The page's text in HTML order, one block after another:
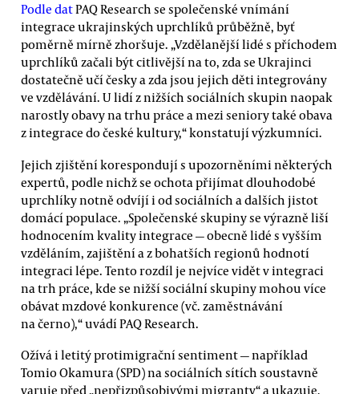
Podle datPAQ Research se společenské vnímání
integrace ukrajinských uprchlíků průběžně, byť
poměrně mírně zhoršuje. „Vzdělanější lidé s příchodem
uprchlíků začali být citlivější na to, zda se Ukrajinci
dostatečně učí česky a zda jsou jejich děti integrovány
ve vzdělávání. U lidí z nižších sociálních skupin naopak
narostly obavy na trhu práce a mezi seniory také obava
z integrace do české kultury,“ konstatují výzkumníci.
Jejich zjištění korespondují s upozorněními některých
expertů, podle nichž se ochota přijímat dlouhodobé
uprchlíky notně odvíjí i od sociálních a dalších jistot
domácí populace. „Společenské skupiny se výrazně liší
hodnocením kvality integrace — obecně lidé s vyšším
vzděláním, zajištění a z bohatších regionů hodnotí
integraci lépe. Tento rozdíl je nejvíce vidět v integraci
na trh práce, kde se nižší sociální skupiny mohou více
obávat mzdové konkurence (vč. zaměstnávání
na černo),“ uvádí PAQ Research.
Ožívá i letitý protimigrační sentiment — například
Tomio Okamura (SPD) na sociálních sítích soustavně
varuje před „nepřizpůsobivými migranty“ a ukazuje,